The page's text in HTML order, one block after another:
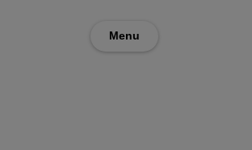
Menu